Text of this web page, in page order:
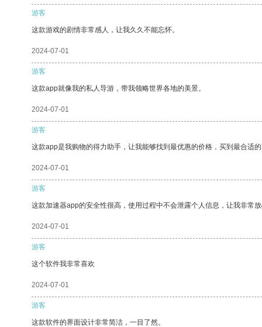
游客
这款游戏的剧情非常感人，让我久久不能忘怀。
2024-07-01
游客
这款app就像我的私人导游，带我领略世界各地的美景。
2024-07-01
游客
这款app是我购物的得力助手，让我能够找到最优惠的价格，买到最合适的
2024-07-01
游客
这款加速器app的安全性很高，使用过程中不会泄露个人信息，让我非常放
2024-07-01
游客
这个软件我非常喜欢
2024-07-01
游客
这款软件的界面设计非常简洁，一目了然。